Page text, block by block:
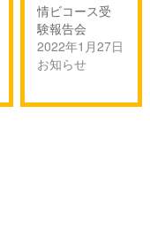
情ビコース受
験報告会
2022年1月27日
お知らせ